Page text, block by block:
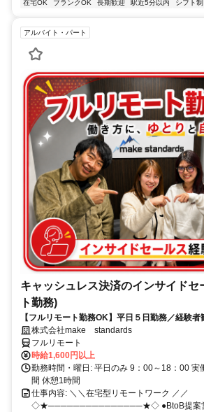
在宅OK
ブランクOK 長期歓迎 駅近5分以内 シフト制
アルバイト・パート
キャッシュレス決済のインサイドセ
ト勤務)
【フルリモート勤務OK】平日５日勤務／経験
スキルアップ
株式会社make standards
フルリモート
時給1,600円以上
勤務時間・曜日: 平日のみ 9：00～18：00 実
間 休憩1時間
仕事内容: ＼＼在宅型リモートワーク ／／
◇★───────────────★◇ ●BtoB提案営